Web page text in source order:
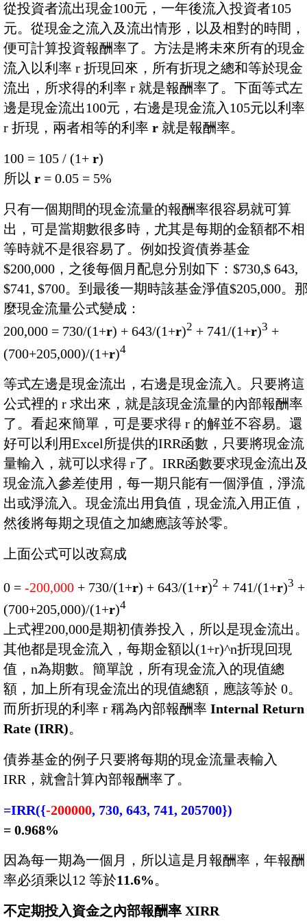
從投資者流出現金100元，一年後流入投資者105
元。從現金之流入及流出情形，以及相對的時間，
便可計算投資報酬率了。方法是將未來所有的現金
流入以利率 r 折現回來，所有折現之總和等於現金
流出，所求得的利率 r 就是報酬率了。下面等式左
邊是現金流出100元，右邊是現金流入105元以利率
r 折現，兩者相等的利率 r 就是報酬率。
100 = 105 / (1+ r)
所以 r = 0.05 = 5%
只有一個期間的現金流量的報酬率很容易就可算
出，可是當期數很多時，尤其是每期的金額都不相
等時就不是很容易了。例如投資債券基金
$200,000，之後每個月配息分別如下：$730,$ 643,
$741, $700。到最後一期時該基金淨值$205,000。
麼現金流量公式變成：
200,000 = 730/(1+r) + 643/(1+r)2 + 741/(1+r)3 +
(700+205,000)/(1+r)4
等式左邊是現金流出，右邊是現金流入。只要將這
公式裡的 r 求出來，就是該現金流量的內部報酬率
了。看起來簡單，可是要求得 r 的解並不容易。還
好可以利用Excel所提供的IRR函數，只要將現金流
量輸入，就可以求得 r了。IRR函數要求現金流出
現金流入參差使用，每一期只能有一個淨值，淨流
出或淨流入。現金流出用負值，現金流入用正值，
然後將每期之現值之加總應該等於零。
上面公式可以改寫成
0 = -200,000 + 730/(1+r) + 643/(1+r)2 + 741/(1+r)3 +
(700+205,000)/(1+r)4
上式裡200,000是期初債券投入，所以是現金流出
其他都是現金流入，每期金額以(1+r)^n折現回現
值，n為期數。簡單說，所有現金流入的現值總
額，加上所有現金流出的現值總額，應該等於 0。
而所折現的利率 r 稱為內部報酬率 Internal Return
Rate (IRR)。
債券基金的例子只要將每期的現金流量表輸入
IRR，就會計算內部報酬率了。
=IRR({-200000, 730, 643, 741, 205700})
= 0.968%
因為每一期為一個月，所以這是月報酬率，年報酬
率必須乘以12 等於11.6%。
不定期投入資金之內部報酬率 XIRR